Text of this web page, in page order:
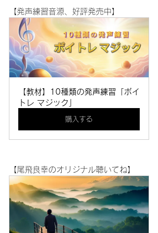
【発声練習音源、好評発売中】
【教材】10種類の発声練習「ボイ
トレ マジック」
購入する
【尾飛良幸のオリジナル聴いてね】